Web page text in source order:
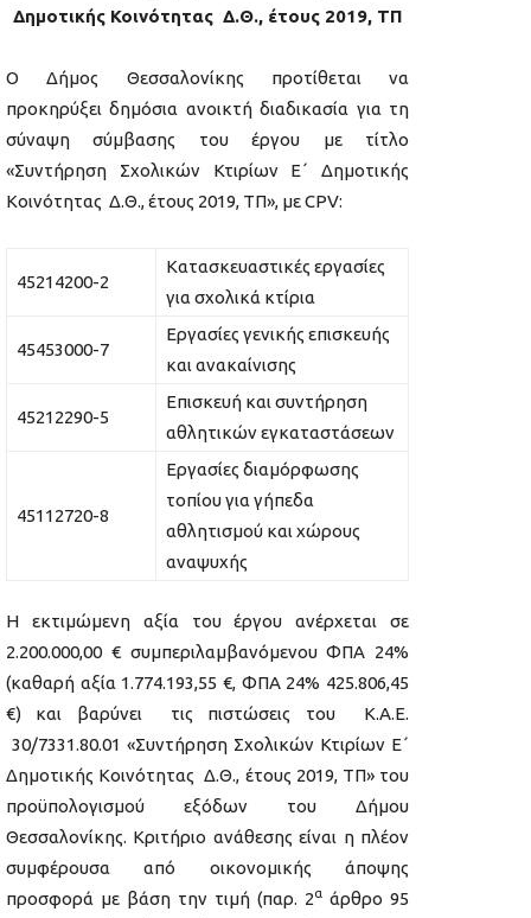
Δημοτικής Κοινότητας Δ.Θ., έτους 2019, ΤΠ
Ο Δήμος Θεσσαλονίκης προτίθεται να
προκηρύξει δημόσια ανοικτή διαδικασία για τη
σύναψη σύμβασης του έργου με τίτλο
«Συντήρηση Σχολικών Κτιρίων E΄ Δημοτικής
Κοινότητας Δ.Θ., έτους 2019, ΤΠ», με CPV:
45214200-2
Κατασκευαστικές εργασίες
για σχολικά κτίρια
45453000-7
Εργασίες γενικής επισκευής
και ανακαίνισης
45212290-5
Επισκευή και συντήρηση
αθλητικών εγκαταστάσεων
45112720-8
Εργασίες διαμόρφωσης
τοπίου για γήπεδα
αθλητισμού και χώρους
αναψυχής
Η εκτιμώμενη αξία του έργου ανέρχεται σε
2.200.000,00 € συμπεριλαμβανόμενου ΦΠΑ 24%
(καθαρή αξία 1.774.193,55 €, ΦΠΑ 24% 425.806,45
€) και βαρύνει τις πιστώσεις του Κ.Α.Ε.
30/7331.80.01 «Συντήρηση Σχολικών Κτιρίων E΄
Δημοτικής Κοινότητας Δ.Θ., έτους 2019, ΤΠ» του
προϋπολογισμού εξόδων του Δήμου
Θεσσαλονίκης. Κριτήριο ανάθεσης είναι η πλέον
συμφέρουσα από οικονομικής άποψης
προσφορά με βάση την τιμή (παρ. 2α άρθρο 95